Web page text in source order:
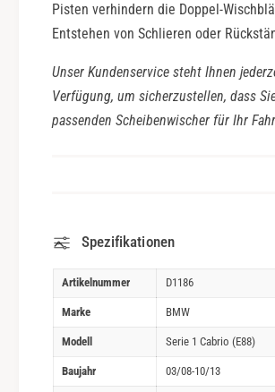
Pisten verhindern die Doppel-
Entstehen von Schlieren oder
Unser Kundenservice steht Ihnen
Verfügung, um sicherzustellen, dass
passenden Scheibenwischer für Ihr
Spezifikationen
Artikelnummer D1186
Marke BMW
Modell Serie 1 Cabrio (E88)
Baujahr 03/08-10/13